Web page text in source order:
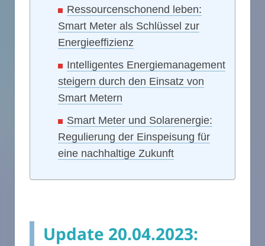
Ressourcenschonend leben:
Smart Meter als Schlüssel zur
Energieeffizienz
Intelligentes Energiemanagement
steigern durch den Einsatz von
Smart Metern
Smart Meter und Solarenergie:
Regulierung der Einspeisung für
eine nachhaltige Zukunft
Update 20.04.2023: